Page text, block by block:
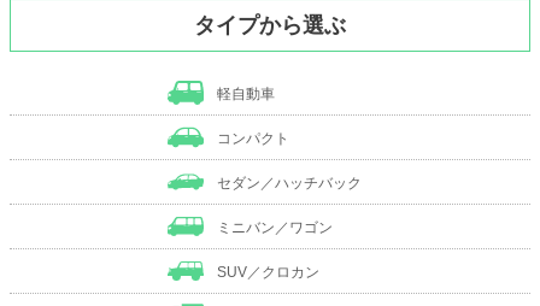
タイプから選ぶ
軽自動車
コンパクト
セダン／ハッチバック
ミニバン／ワゴン
SUV／クロカン